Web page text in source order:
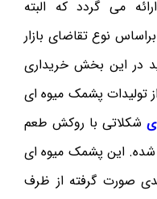
می گردد که البته
نوع تقاضای بازار
در این بخش خریداری
پشمک میوه ای
شکلاتی با روکش طعم
شده. این پشمک میوه ای
صورت گرفته از ظرف